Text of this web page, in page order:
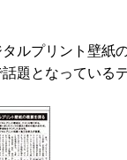
タルプリント壁紙
題となっている